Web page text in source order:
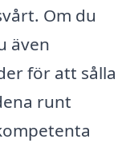
Om du
även
för att sålla
runt